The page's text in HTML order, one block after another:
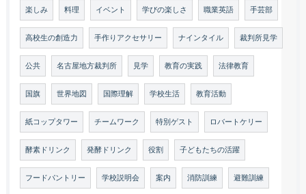
楽しみ 料理 イベント 学びの楽しさ 職業英語 手芸部
高校生の創造力 手作りアクセサリー ナインタイル 裁判所見学
公共 名古屋地方裁判所 見学 教育の実践 法律教育
国旗 世界地図 国際理解 学校生活 教育活動
紙コップタワー チームワーク 特別ゲスト ロバートケリー
酵素ドリンク 発酵ドリンク 役割 子どもたちの活躍
フードパントリー 学校説明会 案内 消防訓練 避難訓練